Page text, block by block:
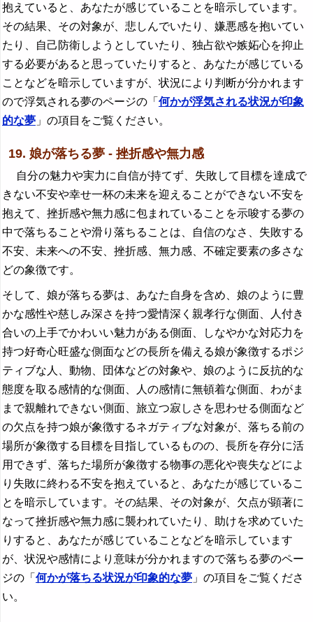
抱えていると、あなたが感じていることを暗示しています。
その結果、その対象が、悲しんでいたり、嫌悪感を抱いてい
たり、自己防衛しようとしていたり、独占欲や嫉妬心を抑止
する必要があると思っていたりすると、あなたが感じている
ことなどを暗示していますが、状況により判断が分かれます
ので浮気される夢のページの「 何かが浮気される状況が印象
的な夢 」の項目をご覧ください。
19. 娘が落ちる夢 - 挫折感や無力感
自分の魅力や実力に自信が持てず、失敗して目標を達成で
きない不安や幸せ一杯の未来を迎えることができない不安を
抱えて、挫折感や無力感に包まれていることを示唆する夢の
中で落ちることや滑り落ちることは、自信のなさ、失敗する
不安、未来への不安、挫折感、無力感、不確定要素の多さな
どの象徴です。
そして、娘が落ちる夢は、あなた自身を含め、娘のように豊
かな感性や慈しみ深さを持つ愛情深く親孝行な側面、人付き
合いの上手でかわいい魅力がある側面、しなやかな対応力を
持つ好奇心旺盛な側面などの長所を備える娘が象徴するポジ
ティブな人、動物、団体などの対象や、娘のように反抗的な
態度を取る感情的な側面、人の感情に無頓着な側面、わがま
まで親離れできない側面、旅立つ寂しさを思わせる側面など
の欠点を持つ娘が象徴するネガティブな対象が、落ちる前の
場所が象徴する目標を目指しているものの、長所を存分に活
用できず、落ちた場所が象徴する物事の悪化や喪失などによ
り失敗に終わる不安を抱えていると、あなたが感じているこ
とを暗示しています。その結果、その対象が、欠点が顕著に
なって挫折感や無力感に襲われていたり、助けを求めていた
りすると、あなたが感じていることなどを暗示しています
が、状況や感情により意味が分かれますので落ちる夢のペー
ジの「 何かが落ちる状況が印象的な夢 」の項目をご覧くださ
い。